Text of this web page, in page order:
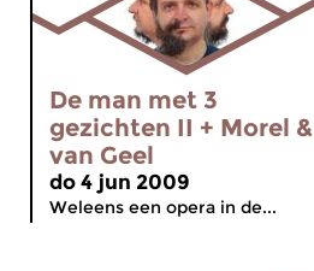
De man met 3
gezichten II + Morel &
van Geel
do 4 jun 2009
Weleens een opera in de...